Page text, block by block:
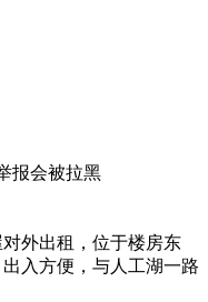
报会被拉黑
外出租，位于楼房东
入方便，与人工湖一路